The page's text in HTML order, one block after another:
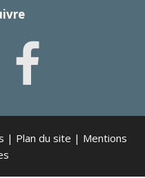
| Plan du site | Mentions